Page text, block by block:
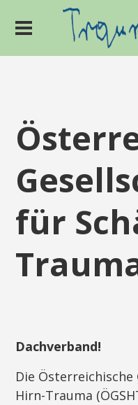
für
Dachverband!
Die
Hirn-Trauma